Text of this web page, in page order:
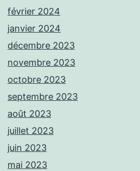
février 2024
janvier 2024
décembre 2023
novembre 2023
octobre 2023
septembre 2023
août 2023
juillet 2023
juin 2023
mai 2023